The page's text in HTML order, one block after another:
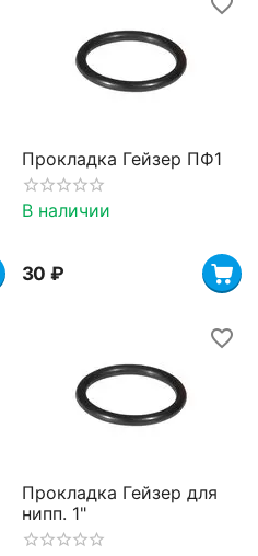
Прокладка Гейзер ПФ1
В наличии
‍30‍ ₽
Прокладка Гейзер для
нипп. 1"